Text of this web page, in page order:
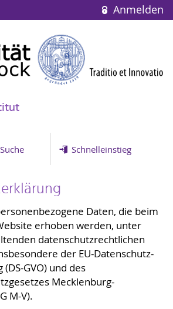
Anmelden
Suche Schnelleinstieg
Daten, die beim
erhoben werden, unter
datenschutzrechtlichen
der EU-Datenschutz-
GVO) und des
Mecklenburg-
M-V).